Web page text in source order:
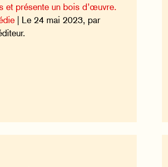
et présente un bois d’œuvre.
| Le 24 mai 2023, par